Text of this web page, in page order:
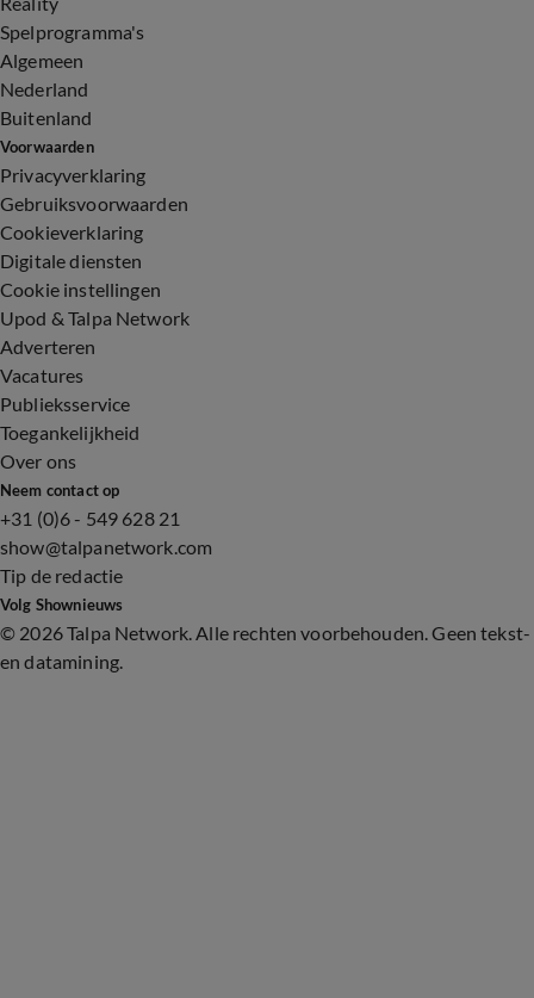
Spelprogramma's
Algemeen
Nederland
Buitenland
Voorwaarden
Privacyverklaring
Gebruiksvoorwaarden
Cookieverklaring
Digitale diensten
Cookie instellingen
Upod & Talpa Network
Adverteren
Vacatures
Publieksservice
Toegankelijkheid
Over ons
Neem contact op
+31 (0)6 - 549 628 21
show@talpanetwork.com
Tip de redactie
Volg Shownieuws
© 2026 Talpa Network. Alle rechten voorbehouden. Geen tekst-
en datamining.